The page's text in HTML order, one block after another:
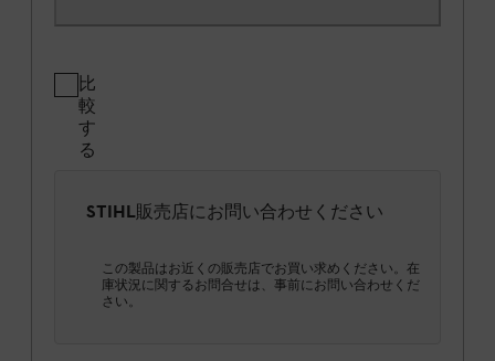
比
較
す
る
STIHL販売店にお問い合わせください
この製品はお近くの販売店でお買い求めください。在
庫状況に関するお問合せは、事前にお問い合わせくだ
さい。